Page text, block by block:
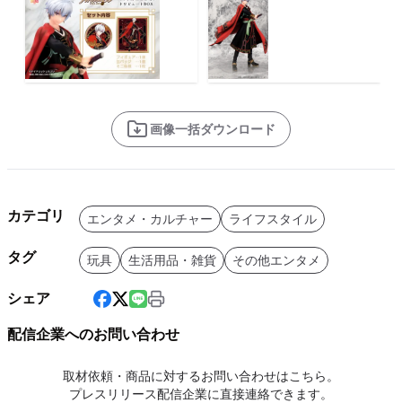
画像一括ダウンロード
カテゴリ エンタメ・カルチャー ライフスタイル
タグ 玩具 生活用品・雑貨 その他エンタメ
シェア
配信企業へのお問い合わせ
取材依頼・商品に対するお問い合わせはこちら。
プレスリリース配信企業に直接連絡できます。